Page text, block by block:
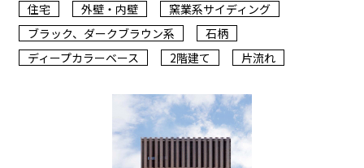
住宅
外壁・内壁
窯業系サイディング
ブラック、ダークブラウン系
石柄
ディープカラーベース
2階建て 片流れ